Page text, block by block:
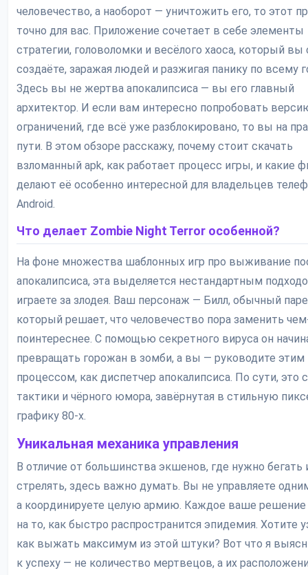
человечество, а наоборот — уничтожить его, то этот
точно для вас. Приложение сочетает в себе элементы
стратегии, головоломки и весёлого хаоса, который вы
создаёте, заражая людей и разжигая панику по всему
Здесь вы не жертва апокалипсиса — вы его главный
архитектор. И если вам интересно попробовать
ограничений, где всё уже разблокировано, то вы на
пути. В этом обзоре расскажу, почему стоит скачать
взломанный apk, как работает процесс игры, и какие
делают её особенно интересной для владельцев
Android.
Что делает Zombie Night Terror особенной?
На фоне множества шаблонных игр про выживание
апокалипсиса, эта выделяется нестандартным
играете за злодея. Ваш персонаж — Билл, обычный
который решает, что человечество пора заменить
поинтереснее. С помощью секретного вируса он
превращать горожан в зомби, а вы — руководите этим
процессом, как диспетчер апокалипсиса. По сути, это
тактики и чёрного юмора, завёрнутая в стильную
графику 80-х.
Уникальная механика управления
В отличие от большинства экшенов, где нужно бегать
стрелять, здесь важно думать. Вы не управляете
а координируете целую армию. Каждое ваше решение
на то, как быстро распространится эпидемия. Хотите
как выжать максимум из этой штуки? Вот что я
к успеху — не количество мертвецов, а их